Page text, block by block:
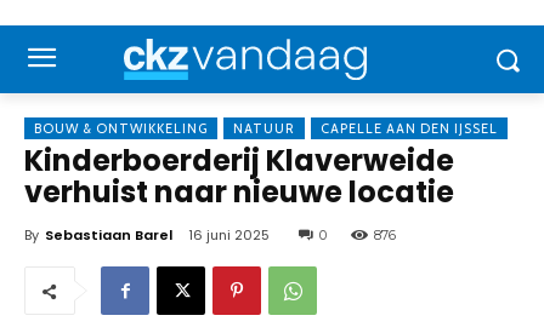
BOUW & ONTWIKKELING NATUUR CAPELLE AAN DEN IJSSEL
Kinderboerderij Klaverweide
verhuist naar nieuwe locatie
By Sebastiaan Barel 16 juni 2025 0 876